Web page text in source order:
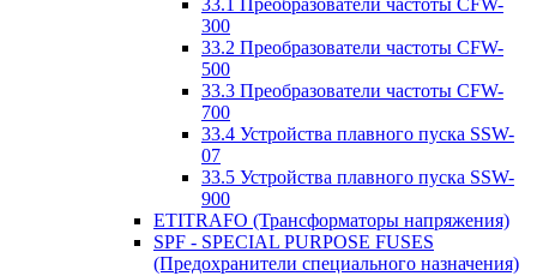
33.1 Преобразователи частоты CFW-
300
33.2 Преобразователи частоты CFW-
500
33.3 Преобразователи частоты CFW-
700
33.4 Устройства плавного пуска SSW-
07
33.5 Устройства плавного пуска SSW-
900
ETITRAFO (Трансформаторы напряжения)
SPF - SPECIAL PURPOSE FUSES
(Предохранители специального назначения)